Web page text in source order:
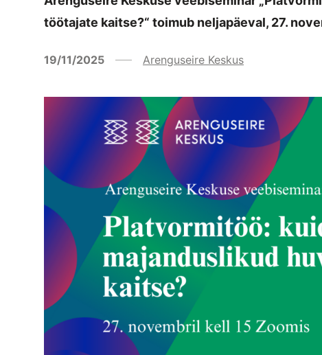
töötajate kaitse?“ toimub neljapäeval, 27.
19/11/2025 Arenguseire Keskus